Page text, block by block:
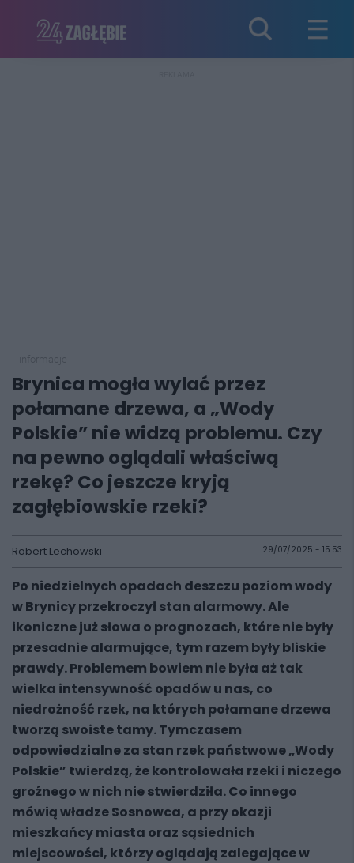
Brynica mogła wylać przez
połamane drzewa, a „Wody
Polskie” nie widzą problemu. Czy
na pewno oglądali właściwą
rzekę? Co jeszcze kryją
zagłębiowskie rzeki?
Robert Lechowski 29/07/2025 - 15:53
Po niedzielnych opadach deszczu poziom wody
w Brynicy przekroczył stan alarmowy. Ale
ikoniczne już słowa o prognozach, które nie były
przesadnie alarmujące, tym razem były bliskie
prawdy. Problemem bowiem nie była aż tak
wielka intensywność opadów u nas, co
niedrożność rzek, na których połamane drzewa
tworzą swoiste tamy. Tymczasem
odpowiedzialne za stan rzek państwowe „Wody
Polskie” twierdzą, że kontrolowała rzeki i niczego
groźnego w nich nie stwierdziła. Co innego
mówią władze Sosnowca, a przy okazji
mieszkańcy miasta oraz sąsiednich
miejscowości, którzy oglądają zalegające w